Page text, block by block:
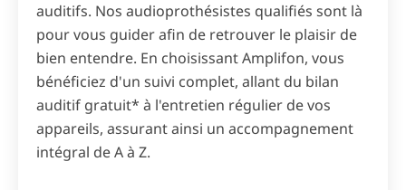
auditifs. Nos audioprothésistes qualifiés sont là
pour vous guider afin de retrouver le plaisir de
bien entendre. En choisissant Amplifon, vous
bénéficiez d'un suivi complet, allant du bilan
auditif gratuit* à l'entretien régulier de vos
appareils, assurant ainsi un accompagnement
intégral de A à Z.